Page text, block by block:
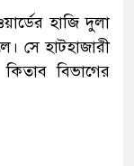
হাজি দুলা
সে হাটহাজারী
বিভাগের